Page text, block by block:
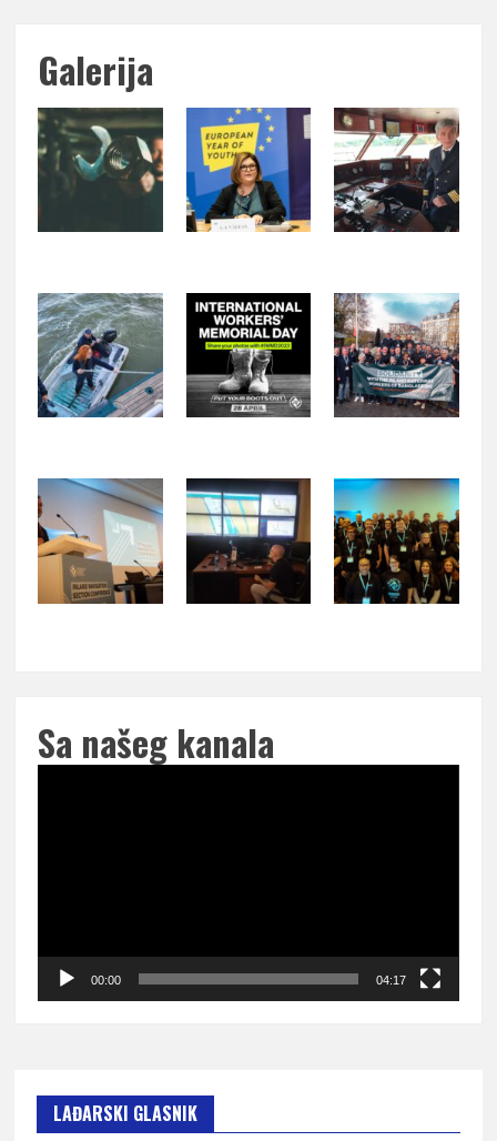
Galerija
Sa našeg kanala
00:00 04:17
LAĐARSKI GLASNIK